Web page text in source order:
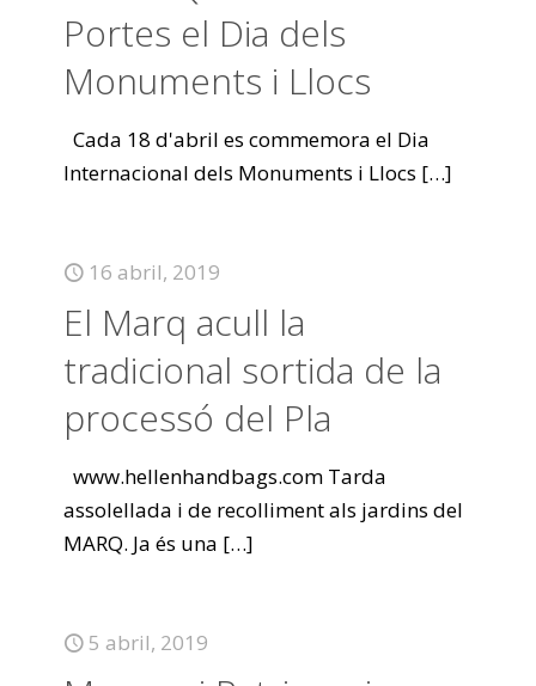
Portes el Dia dels
Monuments i Llocs
Cada 18 d'abril es commemora el Dia
Internacional dels Monuments i Llocs […]
16 abril, 2019
El Marq acull la
tradicional sortida de la
processó del Pla
www.hellenhandbags.com Tarda
assolellada i de recolliment als jardins del
MARQ. Ja és una […]
5 abril, 2019